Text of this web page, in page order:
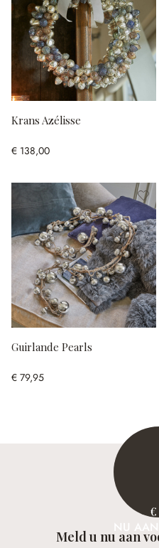
Krans Azélisse
€ 138,00
Guirlande Pearls
€ 79,95
€
NU
Meld u nu aan